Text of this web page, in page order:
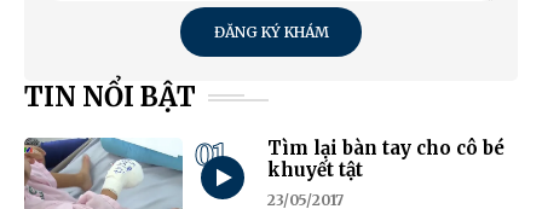
ĐĂNG KÝ KHÁM
TIN NỔI BẬT
01
Tìm lại bàn tay cho cô bé
khuyết tật
23/05/2017